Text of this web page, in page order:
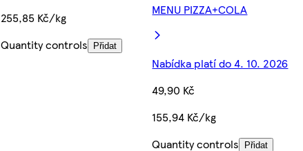
255,85 Kč/kg
Quantity controls Přidat
MENU PIZZA+COLA
Nabídka platí do 4. 10. 2026
49,90 Kč
155,94 Kč/kg
Quantity controls Přidat